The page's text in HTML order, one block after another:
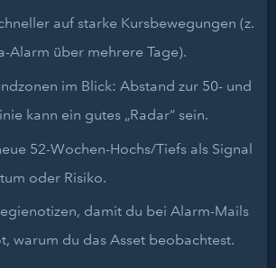
auf starke Kursbewegungen (z.
Alarm über mehrere Tage).
im Blick: Abstand zur 50- und
kann ein gutes „Radar“ sein.
52-Wochen-Hochs/Tiefs als Signal
oder Risiko.
damit du bei Alarm-Mails
warum du das Asset beobachtest.